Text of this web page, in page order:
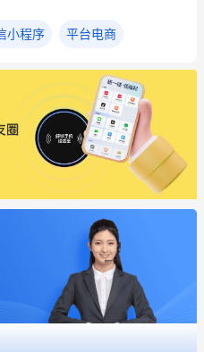
小程序 平台电商
大家看一下